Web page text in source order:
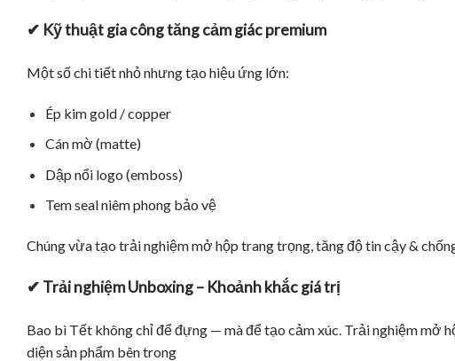
✔ Kỹ thuật gia công tăng cảm giác premium
Một số chi tiết nhỏ nhưng tạo hiệu ứng lớn:
Ép kim gold / copper
Cán mờ (matte)
Dập nổi logo (emboss)
Tem seal niêm phong bảo vệ
Chúng vừa tạo trải nghiệm mở hộp trang trọng, tăng độ tin cậy &
✔ Trải nghiệm Unboxing – Khoảnh khắc giá trị
Bao bì Tết không chỉ để đựng — mà để tạo cảm xúc. Trải nghiệm
diện sản phẩm bên trong